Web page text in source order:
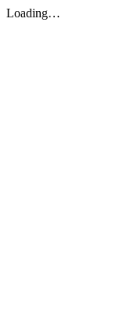
Loading…